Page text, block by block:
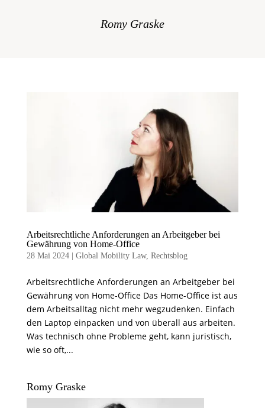
Romy Graske
Arbeitsrechtliche Anforderungen an Arbeitgeber bei
Gewährung von Home-Office
28 Mai 2024| Global Mobility Law, Rechtsblog
Arbeitsrechtliche Anforderungen an Arbeitgeber bei
Gewährung von Home-Office Das Home-Office ist aus
dem Arbeitsalltag nicht mehr wegzudenken. Einfach
den Laptop einpacken und von überall aus arbeiten.
Was technisch ohne Probleme geht, kann juristisch,
wie so oft,...
Romy Graske